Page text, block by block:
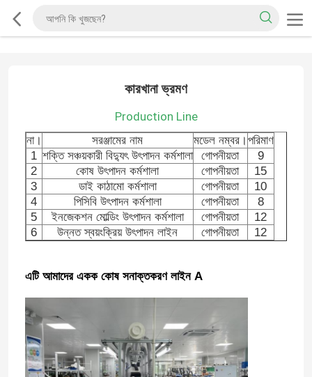
কারখানা ভ্রমণ
Production Line
না। সরঞ্জামের নাম মডেল নম্বর। পরিমাণ
1 শক্তি সঞ্চয়কারী বিদ্যুৎ উৎপাদন কর্মশালা গোপনীয়তা
9
2
কোষ উৎপাদন কর্মশালা গোপনীয়তা
15
3
ডাই কাঠামো কর্মশালা গোপনীয়তা
10
4
পিসিবি উৎপাদন কর্মশালা গোপনীয়তা
8
5
ইনজেকশন মোল্ডিং উৎপাদন কর্মশালা গোপনীয়তা
12
6
উন্নত স্বয়ংক্রিয় উৎপাদন লাইন গোপনীয়তা 12
এটি আমাদের একক কোষ সনাক্তকরণ লাইন A